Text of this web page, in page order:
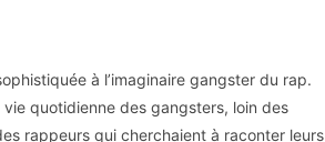
à l’imaginaire gangster du rap.
vie quotidienne des gangsters, loin des
rappeurs qui cherchaient à raconter leurs